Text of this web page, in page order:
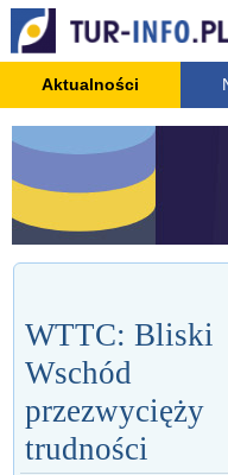
Aktualności
WTTC: Bliski
Wschód
przezwycięży
trudności